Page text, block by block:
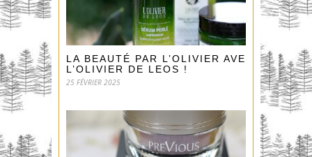
LA BEAUTÉ PAR L’OLIVIER AVEC
L’OLIVIER DE LEOS !
25 FÉVRIER 2025